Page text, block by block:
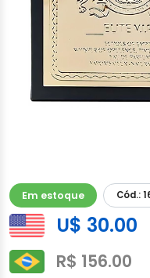
Em estoque Cód.:
U$ 30.00
R$ 156.00